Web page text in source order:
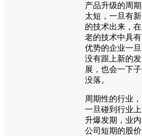
产品升级的周期
太短，一旦有新
的技术出来，在
老的技术中具有
优势的企业一旦
没有跟上新的发
展，也会一下子
没落。
周期性的行业，
一旦碰到行业上
升爆发期，业内
公司短期的股价